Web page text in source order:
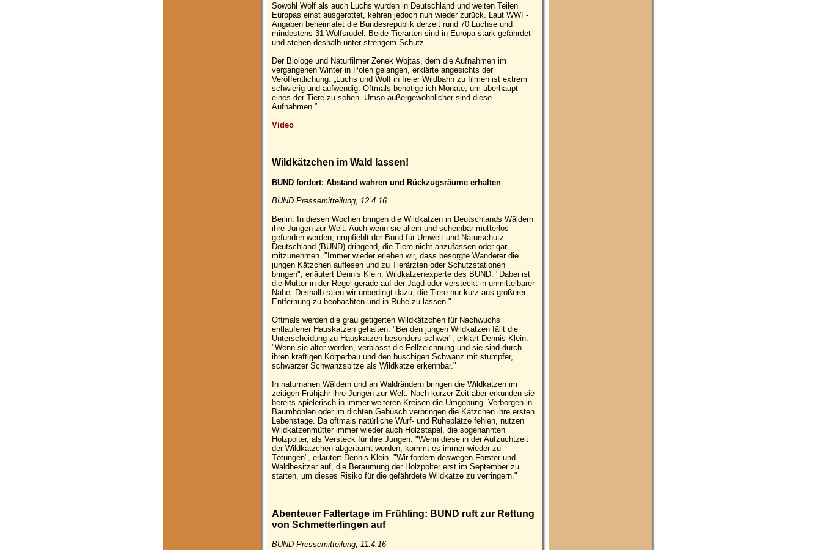
Sowohl Wolf als auch Luchs wurden in Deutschland und weiten Teilen
Europas einst ausgerottet, kehren jedoch nun wieder zurück. Laut WWF-
Angaben beheimatet die Bundesrepublik derzeit rund 70 Luchse und
mindestens 31 Wolfsrudel. Beide Tierarten sind in Europa stark gefährdet
und stehen deshalb unter strengem Schutz.
Der Biologe und Naturfilmer Zenek Wojtas, dem die Aufnahmen im
vergangenen Winter in Polen gelangen, erklärte angesichts der
Veröffentlichung: „Luchs und Wolf in freier Wildbahn zu filmen ist extrem
schwierig und aufwendig. Oftmals benötige ich Monate, um überhaupt
eines der Tiere zu sehen. Umso außergewöhnlicher sind diese
Aufnahmen.”
Video
Wildkätzchen im Wald lassen!
BUND fordert: Abstand wahren und Rückzugsräume erhalten
BUND Pressemitteilung, 12.4.16
Berlin: In diesen Wochen bringen die Wildkatzen in Deutschlands Wäldern
ihre Jungen zur Welt. Auch wenn sie allein und scheinbar mutterlos
gefunden werden, empfiehlt der Bund für Umwelt und Naturschutz
Deutschland (BUND) dringend, die Tiere nicht anzufassen oder gar
mitzunehmen. "Immer wieder erleben wir, dass besorgte Wanderer die
jungen Kätzchen auflesen und zu Tierärzten oder Schutzstationen
bringen", erläutert Dennis Klein, Wildkatzenexperte des BUND. "Dabei ist
die Mutter in der Regel gerade auf der Jagd oder versteckt in unmittelbarer
Nähe. Deshalb raten wir unbedingt dazu, die Tiere nur kurz aus größerer
Entfernung zu beobachten und in Ruhe zu lassen."
Oftmals werden die grau getigerten Wildkätzchen für Nachwuchs
entlaufener Hauskatzen gehalten. "Bei den jungen Wildkatzen fällt die
Unterscheidung zu Hauskatzen besonders schwer", erklärt Dennis Klein.
"Wenn sie älter werden, verblasst die Fellzeichnung und sie sind durch
ihren kräftigen Körperbau und den buschigen Schwanz mit stumpfer,
schwarzer Schwanzspitze als Wildkatze erkennbar."
In naturnahen Wäldern und an Waldrändern bringen die Wildkatzen im
zeitigen Frühjahr ihre Jungen zur Welt. Nach kurzer Zeit aber erkunden sie
bereits spielerisch in immer weiteren Kreisen die Umgebung. Verborgen in
Baumhöhlen oder im dichten Gebüsch verbringen die Kätzchen ihre ersten
Lebenstage. Da oftmals natürliche Wurf- und Ruheplätze fehlen, nutzen
Wildkatzenmütter immer wieder auch Holzstapel, die sogenannten
Holzpolter, als Versteck für ihre Jungen. "Wenn diese in der Aufzuchtzeit
der Wildkätzchen abgeräumt werden, kommt es immer wieder zu
Tötungen", erläutert Dennis Klein. "Wir fordern deswegen Förster und
Waldbesitzer auf, die Beräumung der Holzpolter erst im September zu
starten, um dieses Risiko für die gefährdete Wildkatze zu verringern."
Abenteuer Faltertage im Frühling: BUND ruft zur Rettung
von Schmetterlingen auf
BUND Pressemitteilung, 11.4.16